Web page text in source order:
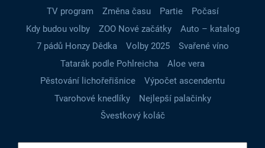
TV program
Změna času Partie
Počasí
Kdy budou volby
ZOO Nové začátky
Auto – katalog
7 pádů Honzy Dědka
Volby 2025
Svařené víno
Tatarák podle Pohlreicha
Aloe vera
Pěstování lichořeřišnice
Výpočet ascendentu
Tvarohové knedlíky
Nejlepší palačinky
Švestkový koláč